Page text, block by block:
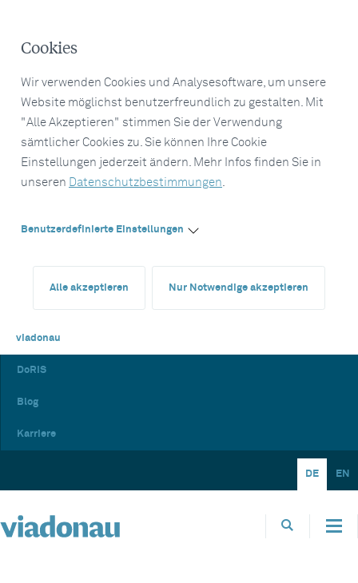
Cookies
Wir verwenden Cookies und Analysesoftware, um unsere
Website möglichst benutzerfreundlich zu gestalten. Mit
"Alle Akzeptieren" stimmen Sie der Verwendung
sämtlicher Cookies zu. Sie können Ihre Cookie
Einstellungen jederzeit ändern. Mehr Infos finden Sie in
unseren Datenschutzbestimmungen.
Benutzerdefinierte Einstellungen
Alle akzeptieren Nur Notwendige akzeptieren
viadonau
DoRIS
Blog
Karriere
DE EN